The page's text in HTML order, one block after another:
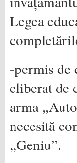
Legea
-permis de
eliberat de
arma
necesită
,,Geniu”.